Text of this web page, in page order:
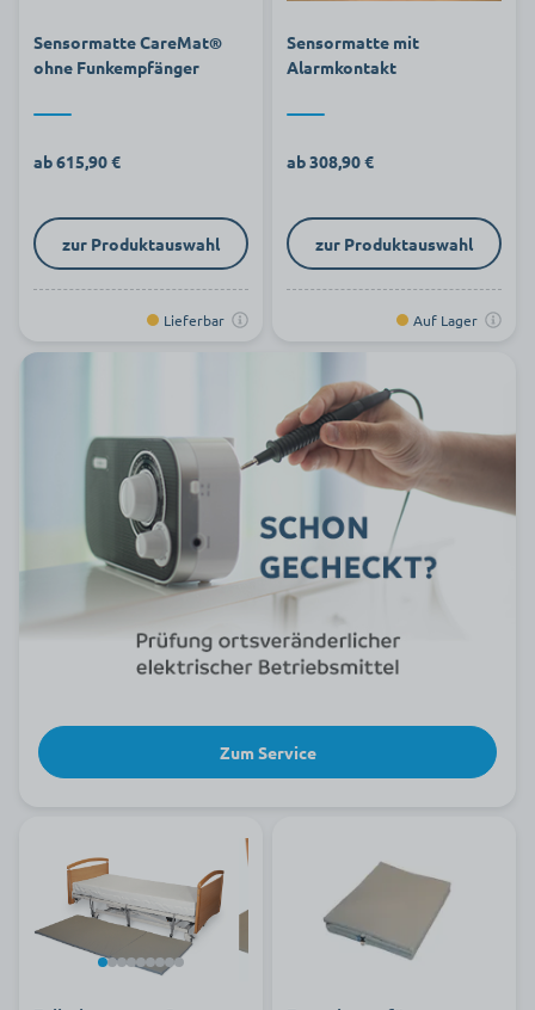
Sensormatte CareMat®
ohne Funkempfänger
ab 615,90 €
zur Produktauswahl
Lieferbar
Sensormatte mit
Alarmkontakt
ab 308,90 €
zur Produktauswahl
Auf Lager
Zum Service